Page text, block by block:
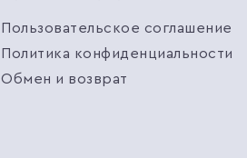
Пользовательское соглашение
Политика конфиденциальности
Обмен и возврат